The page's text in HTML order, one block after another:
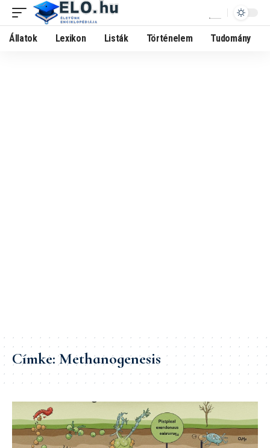
Állatok Lexikon Listák Történelem Tudomány
Címke:Methanogenesis